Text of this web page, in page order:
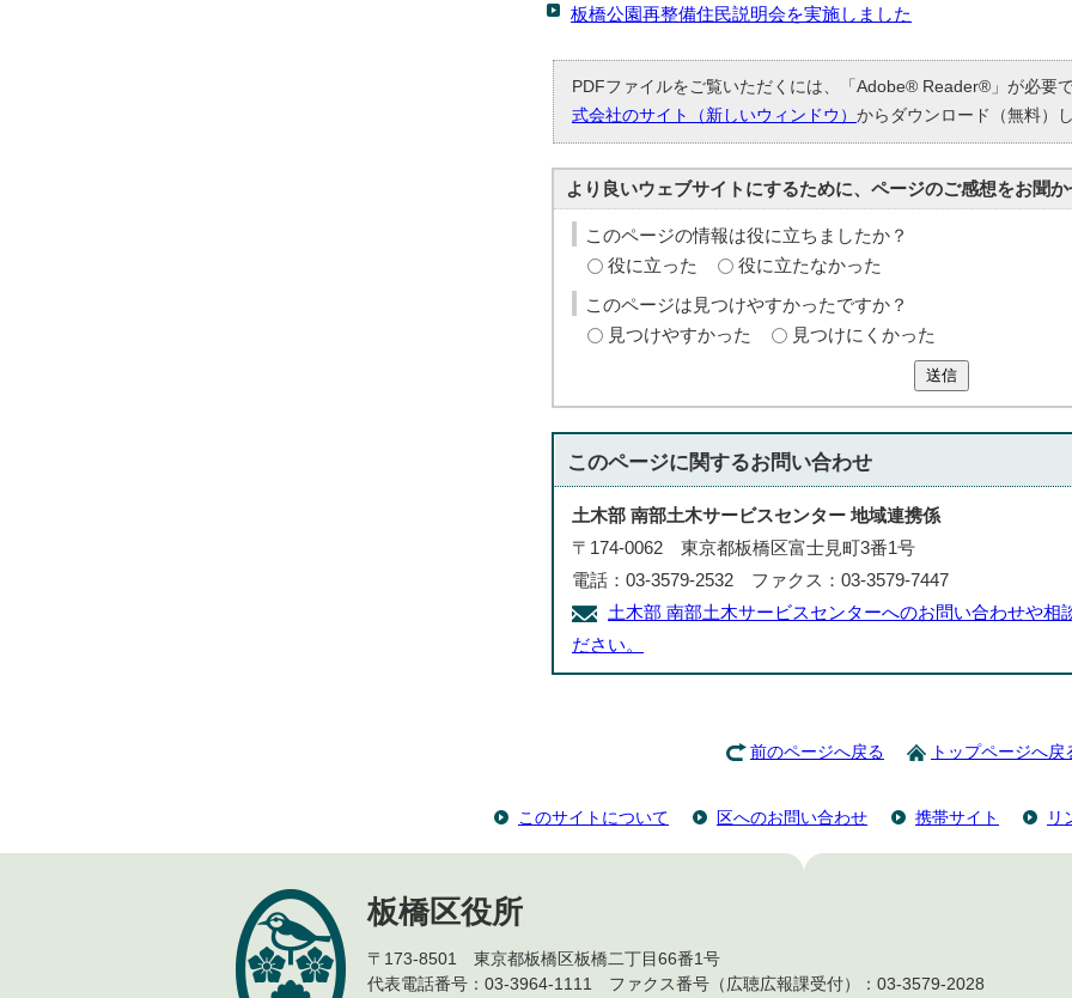
板橋公園再整備住民説明会を実施しました
PDFファイルをご覧いただくには、「Adobe® Reader®」が必要
式会社のサイト（新しいウィンドウ） からダウンロード（無料）
より良いウェブサイトにするために、ページのご感想をお聞か
このページの情報は役に立ちましたか？
役に立った
役に立たなかった
このページは見つけやすかったですか？
見つけやすかった
見つけにくかった
送信
このページに関するお問い合わせ
土木部 南部土木サービスセンター 地域連携係
〒174-0062 東京都板橋区富士見町3番1号
電話：03-3579-2532 ファクス：03-3579-7447
土木部 南部土木サービスセンターへのお問い合わせや相
ださい。
前のページへ戻る トップページへ戻
このサイトについて 区へのお問い合わせ 携帯サイト リ
板橋区役所
〒173-8501 東京都板橋区板橋二丁目66番1号
代表電話番号：03-3964-1111 ファクス番号（広聴広報課受付）：03-3579-2028